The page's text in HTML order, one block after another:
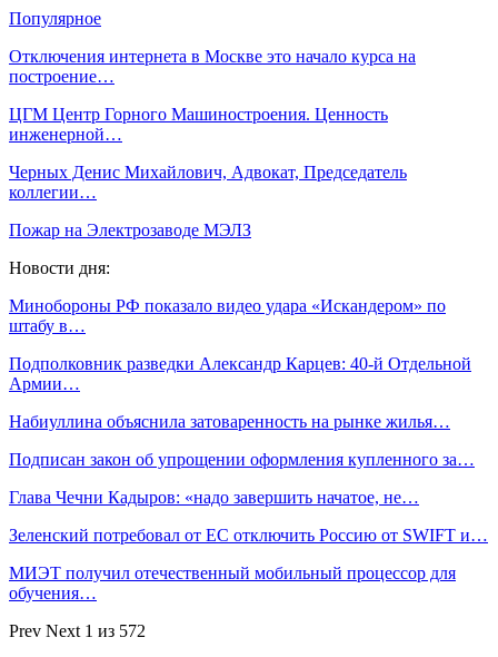
Популярное
Отключения интернета в Москве это начало курса на
построение…
ЦГМ Центр Горного Машиностроения. Ценность
инженерной…
Черных Денис Михайлович, Адвокат, Председатель
коллегии…
Пожар на Электрозаводе МЭЛЗ
Новости дня:
Минобороны РФ показало видео удара «Искандером» по
штабу в…
Подполковник разведки Александр Карцев: 40-й Отдельной
Армии…
Набиуллина объяснила затоваренность на рынке жилья…
Подписан закон об упрощении оформления купленного за…
Глава Чечни Кадыров: «надо завершить начатое, не…
Зеленский потребовал от ЕС отключить Россию от SWIFT и…
МИЭТ получил отечественный мобильный процессор для
обучения…
Prev Next 1 из 572